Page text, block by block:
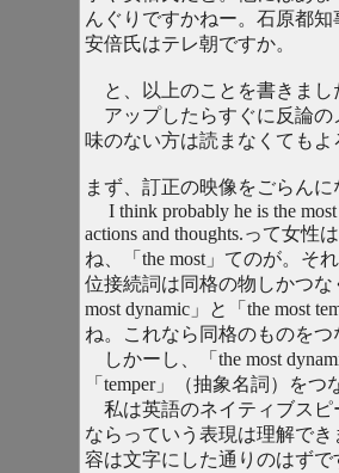
んぐりですかねー。石原都
安倍氏はテレ朝ですか。
と、以上のことを書きまし
アップしたらすぐに反論の
味のない方は読まなくてもよ
まず、訂正の映像をごらん
I think probably he is the most
actions and thoughts.って女
ね、「the most」てのが。そ
位接続詞は同格の物しかつ
most dynamic」と「the most
ね。これなら同格のものを
しかーし、「the most
「temper」（抽象名詞）を
私は英語のネイティブスピ
ならっていう表現は理解で
容は文字にした通りのはずで